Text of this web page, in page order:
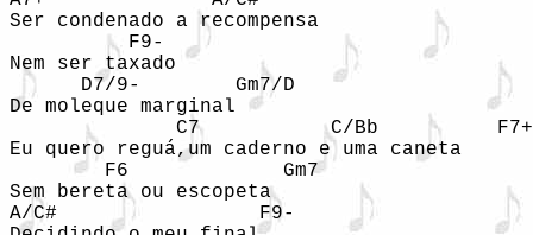
Ser condenado a recompensa
          F9-
Nem ser taxado
      D7/9-        Gm7/D
De moleque marginal
C7           C/Bb
Eu quero reguá,um caderno e uma caneta
        F6             Gm7
Sem bereta ou escopeta
A/C#                 F9-